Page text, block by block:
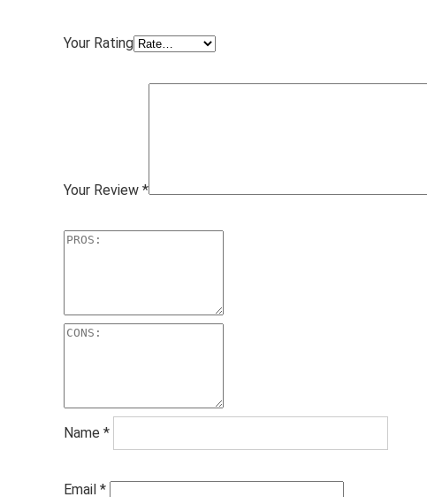
Your Rating
Your Review *
Name *
Email *